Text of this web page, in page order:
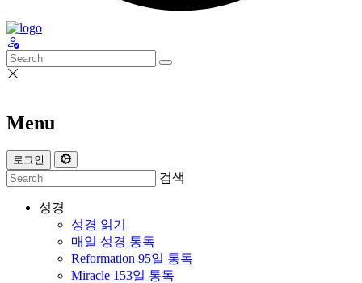
Menu
로그인
검색
성경
성경 읽기
매일 성경 통독
Reformation 95일 통독
Miracle 153일 통독